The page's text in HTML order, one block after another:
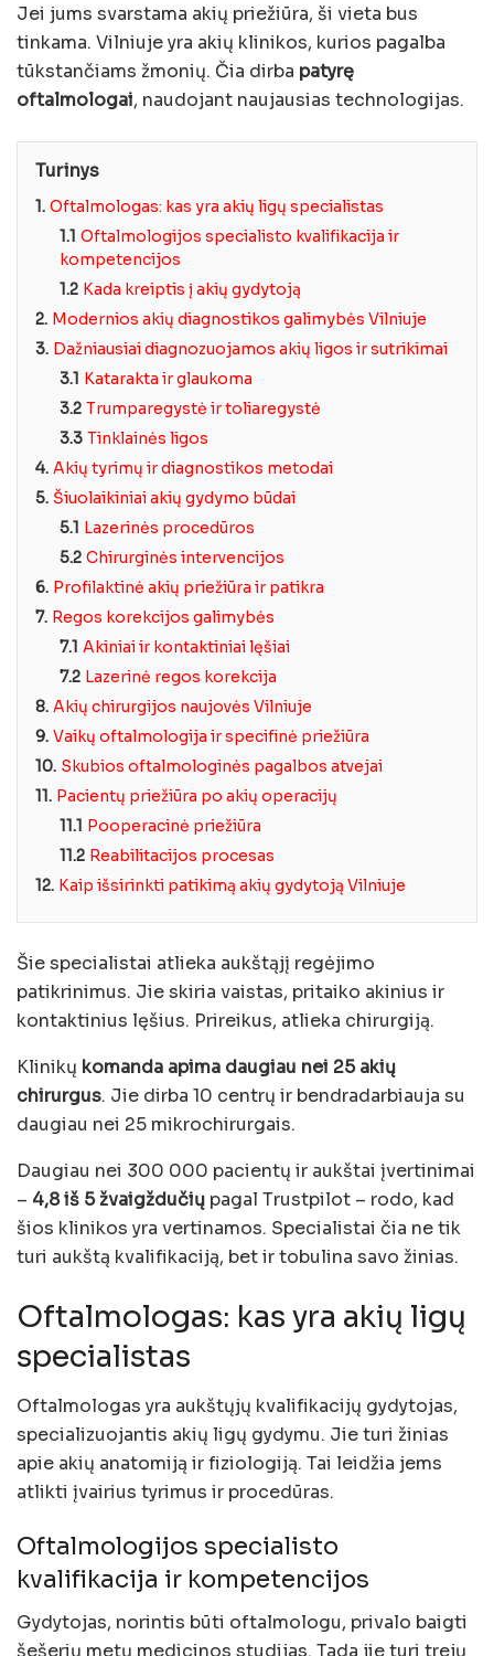
Jei jums svarstama akių priežiūra, ši vieta bus
tinkama. Vilniuje yra akių klinikos, kurios pagalba
tūkstančiams žmonių. Čia dirba patyrę
oftalmologai, naudojant naujausias technologijas.
Turinys
1. Oftalmologas: kas yra akių ligų specialistas
1.1 Oftalmologijos specialisto kvalifikacija ir
kompetencijos
1.2 Kada kreiptis į akių gydytoją
2. Modernios akių diagnostikos galimybės Vilniuje
3. Dažniausiai diagnozuojamos akių ligos ir sutrikimai
3.1 Katarakta ir glaukoma
3.2 Trumparegystė ir toliaregystė
3.3 Tinklainės ligos
4. Akių tyrimų ir diagnostikos metodai
5. Šiuolaikiniai akių gydymo būdai
5.1 Lazerinės procedūros
5.2 Chirurginės intervencijos
6. Profilaktinė akių priežiūra ir patikra
7. Regos korekcijos galimybės
7.1 Akiniai ir kontaktiniai lęšiai
7.2 Lazerinė regos korekcija
8. Akių chirurgijos naujovės Vilniuje
9. Vaikų oftalmologija ir specifinė priežiūra
10. Skubios oftalmologinės pagalbos atvejai
11. Pacientų priežiūra po akių operacijų
11.1 Pooperacinė priežiūra
11.2 Reabilitacijos procesas
12. Kaip išsirinkti patikimą akių gydytoją Vilniuje
Šie specialistai atlieka aukštąjį regėjimo
patikrinimus. Jie skiria vaistas, pritaiko akinius ir
kontaktinius lęšius. Prireikus, atlieka chirurgiją.
Klinikų komanda apima daugiau nei 25 akių
chirurgus. Jie dirba 10 centrų ir bendradarbiauja su
daugiau nei 25 mikrochirurgais.
Daugiau nei 300 000 pacientų ir aukštai įvertinimai
– 4,8 iš 5 žvaigždučių pagal Trustpilot – rodo, kad
šios klinikos yra vertinamos. Specialistai čia ne tik
turi aukštą kvalifikaciją, bet ir tobulina savo žinias.
Oftalmologas: kas yra akių ligų
specialistas
Oftalmologas yra aukštųjų kvalifikacijų gydytojas,
specializuojantis akių ligų gydymu. Jie turi žinias
apie akių anatomiją ir fiziologiją. Tai leidžia jems
atlikti įvairius tyrimus ir procedūras.
Oftalmologijos specialisto
kvalifikacija ir kompetencijos
Gydytojas, norintis būti oftalmologu, privalo baigti
šešerių metų medicinos studijas. Tada jie turi trejų